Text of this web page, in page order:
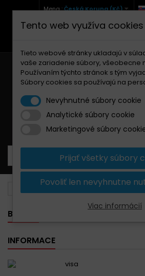
Mena :Česká Koruna (Kč)
+420 771 127 977 (Po-Pá,
Košík0
BANNER
INFORMACE
Tento web využíva cookies
Tieto webové stránky ukladajú v
vaše zariadenie súbory, všeobecne
Používaním týchto stránok s tým
Súbory cookies sa používajú na
Nevyhnutné súbory cookie
Analytické súbory cookie
Marketingové súbory
Prijať všetky súbory
Povoliť len nevyhnutne
Viac informácií